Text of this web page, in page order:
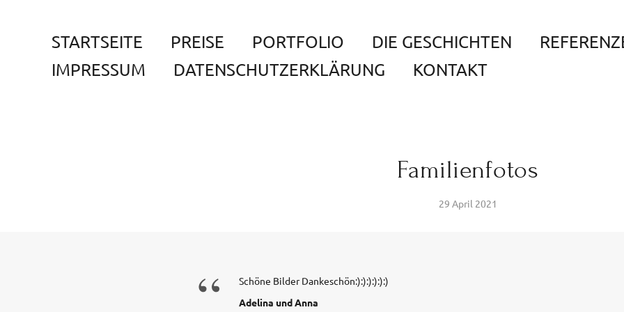
STARTSEITE PREISE PORTFOLIO DIE GESCHICHTEN
IMPRESSUM
DATENSCHUTZERKLÄRUNG KONTAKT
Familienfotos
29 April 2021
“
Schöne Bilder Dankeschön:):):):):):)
Adelina und Anna